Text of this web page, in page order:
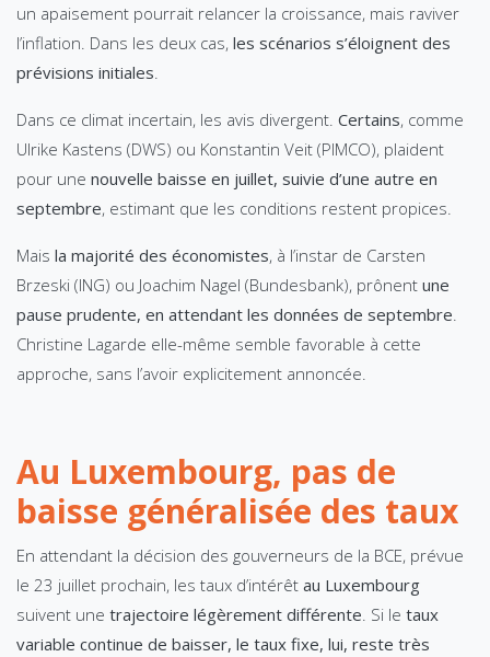
un apaisement pourrait relancer la croissance, mais raviver
l’inflation. Dans les deux cas, les scénarios s’éloignent des
prévisions initiales
Dans ce climat incertain, les avis divergent. Certains, comme
Ulrike Kastens (DWS) ou Konstantin Veit (PIMCO), plaident
pour une nouvelle baisse en juillet, suivie d’une autre en
septembre, estimant que les conditions restent propices.
Mais la majorité des économistes, à l’instar de Carsten
Brzeski (ING) ou Joachim Nagel (Bundesbank), prônent une
pause prudente, en attendant les données de septembre
Christine Lagarde elle-même semble favorable à cette
approche, sans l’avoir explicitement annoncée.
Au Luxembourg, pas de
baisse généralisée des taux
En attendant la décision des gouverneurs de la BCE, prévue
le 23 juillet prochain, les taux d’intérêt au Luxembourg
suivent une trajectoire légèrement différente . Si le taux
variable continue de baisser, le taux fixe, lui, reste très